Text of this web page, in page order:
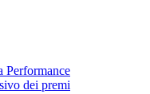
Performance
dei premi